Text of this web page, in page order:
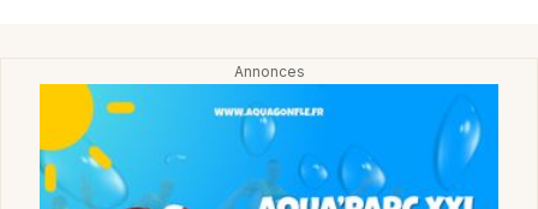
Soirées
Sorties famille
Strasbourg
Toulouse
Toutes les villes